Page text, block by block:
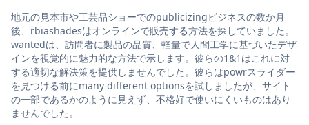
地元の見本市や工芸品ショーでのpublicizingビジネスの数か月
後、rbiashadesはオンラインで販売する方法を探していました。
wantedは、訪問者に製品の品質、軽量で人間工学に基づいたデザ
インを視覚的に魅力的な方法で示します。彼らの1&1はこれに対
する適切な解決策を提供しませんでした。彼らはpowrスライダー
を見つける前にmany different optionsを試しましたが、サイト
の一部であるかのように見えず、不格好で使いにくいものはあり
ませんでした。